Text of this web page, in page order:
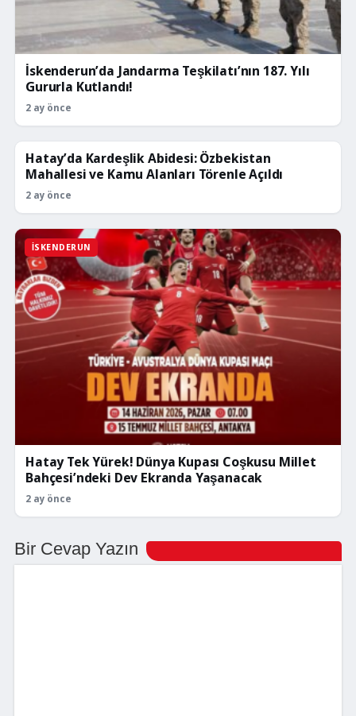
İskenderun’da Jandarma Teşkilatı’nın 187. Yılı
Gururla Kutlandı!
2 ay önce
İSKENDERUN
Hatay’da Kardeşlik Abidesi: Özbekistan
Mahallesi ve Kamu Alanları Törenle Açıldı
2 ay önce
İSKENDERUN
Hatay Tek Yürek! Dünya Kupası Coşkusu Millet
Bahçesi’ndeki Dev Ekranda Yaşanacak
2 ay önce
Bir Cevap Yazın